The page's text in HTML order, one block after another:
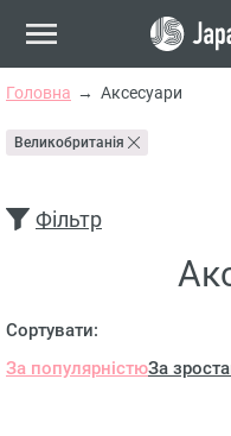
Головна Аксесуари
Великобританія
Фільтр
Сортувати:
За популярністюЗа